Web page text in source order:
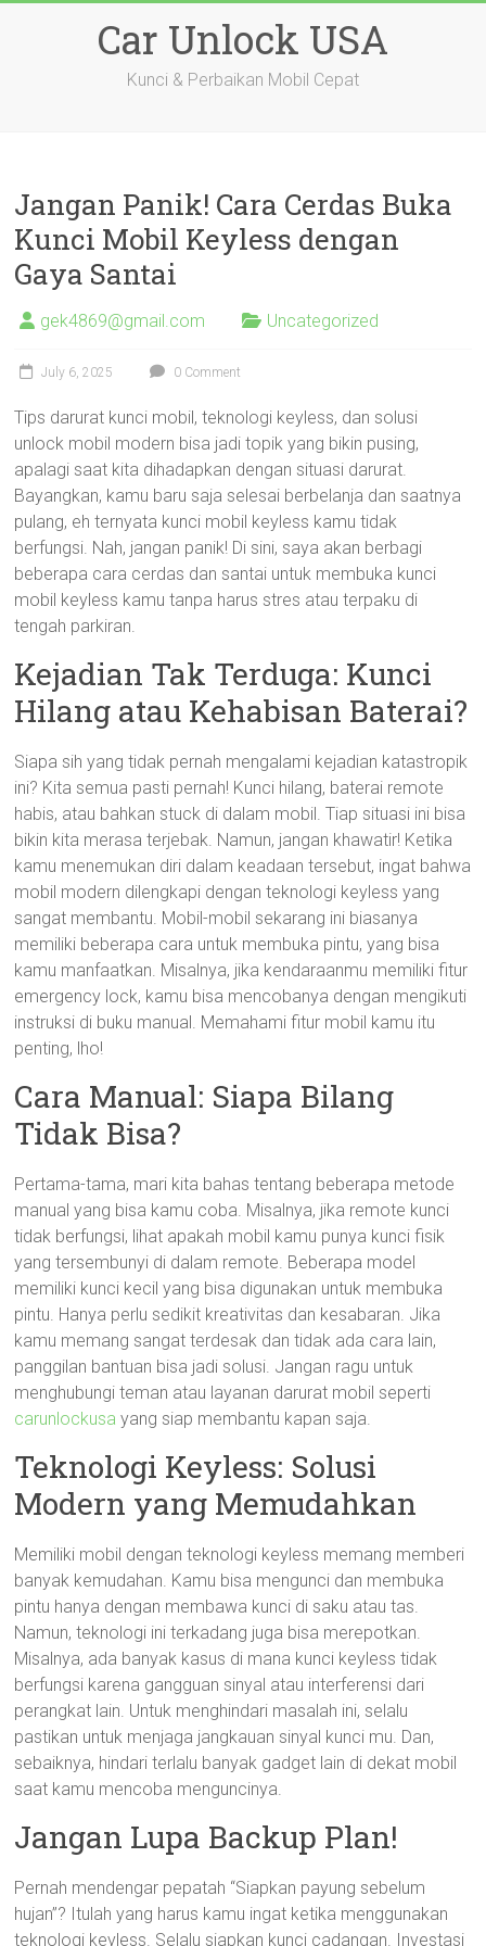
Car Unlock USA
Kunci & Perbaikan Mobil Cepat
Jangan Panik! Cara Cerdas Buka
Kunci Mobil Keyless dengan
Gaya Santai
gek4869@gmail.com Uncategorized
July 6, 2025 0 Comment
Tips darurat kunci mobil, teknologi keyless, dan solusi
unlock mobil modern bisa jadi topik yang bikin pusing,
apalagi saat kita dihadapkan dengan situasi darurat.
Bayangkan, kamu baru saja selesai berbelanja dan saatnya
pulang, eh ternyata kunci mobil keyless kamu tidak
berfungsi. Nah, jangan panik! Di sini, saya akan berbagi
beberapa cara cerdas dan santai untuk membuka kunci
mobil keyless kamu tanpa harus stres atau terpaku di
tengah parkiran.
Kejadian Tak Terduga: Kunci
Hilang atau Kehabisan Baterai?
Siapa sih yang tidak pernah mengalami kejadian katastropik
ini? Kita semua pasti pernah! Kunci hilang, baterai remote
habis, atau bahkan stuck di dalam mobil. Tiap situasi ini bisa
bikin kita merasa terjebak. Namun, jangan khawatir! Ketika
kamu menemukan diri dalam keadaan tersebut, ingat bahwa
mobil modern dilengkapi dengan teknologi keyless yang
sangat membantu. Mobil-mobil sekarang ini biasanya
memiliki beberapa cara untuk membuka pintu, yang bisa
kamu manfaatkan. Misalnya, jika kendaraanmu memiliki fitur
emergency lock, kamu bisa mencobanya dengan mengikuti
instruksi di buku manual. Memahami fitur mobil kamu itu
penting, lho!
Cara Manual: Siapa Bilang
Tidak Bisa?
Pertama-tama, mari kita bahas tentang beberapa metode
manual yang bisa kamu coba. Misalnya, jika remote kunci
tidak berfungsi, lihat apakah mobil kamu punya kunci fisik
yang tersembunyi di dalam remote. Beberapa model
memiliki kunci kecil yang bisa digunakan untuk membuka
pintu. Hanya perlu sedikit kreativitas dan kesabaran. Jika
kamu memang sangat terdesak dan tidak ada cara lain,
panggilan bantuan bisa jadi solusi. Jangan ragu untuk
menghubungi teman atau layanan darurat mobil seperti
carunlockusa yang siap membantu kapan saja.
Teknologi Keyless: Solusi
Modern yang Memudahkan
Memiliki mobil dengan teknologi keyless memang memberi
banyak kemudahan. Kamu bisa mengunci dan membuka
pintu hanya dengan membawa kunci di saku atau tas.
Namun, teknologi ini terkadang juga bisa merepotkan.
Misalnya, ada banyak kasus di mana kunci keyless tidak
berfungsi karena gangguan sinyal atau interferensi dari
perangkat lain. Untuk menghindari masalah ini, selalu
pastikan untuk menjaga jangkauan sinyal kunci mu. Dan,
sebaiknya, hindari terlalu banyak gadget lain di dekat mobil
saat kamu mencoba menguncinya.
Jangan Lupa Backup Plan!
Pernah mendengar pepatah “Siapkan payung sebelum
hujan”? Itulah yang harus kamu ingat ketika menggunakan
teknologi keyless. Selalu siapkan kunci cadangan. Investasi